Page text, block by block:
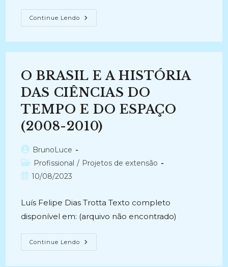
Continue Lendo PRESERVAÇÃO
DE
Acervo
Oral
Da
Casa
De
Oswaldo
Cruz
O BRASIL E A HISTÓRIA
DAS CIÊNCIAS DO
TEMPO E DO ESPAÇO
(2008-2010)
Autor
do
post:
BrunoLuce
Categoria
do
Profissional / Projetos de extensão
Post10/08/2023
Luís Felipe Dias Trotta Texto completo
disponível em: (arquivo não encontrado)
Continue Lendo O
BRASIL